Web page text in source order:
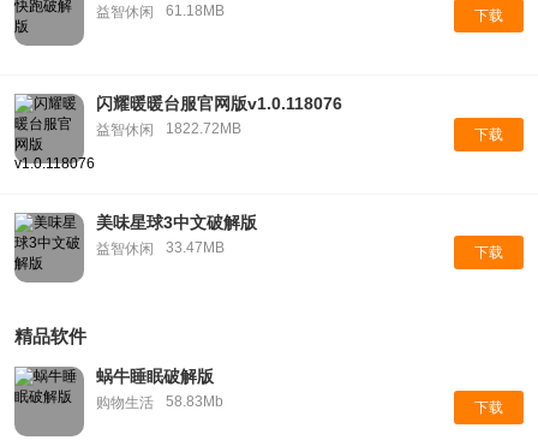
益智休闲 61.18MB 下载
闪耀暖暖台服官网版v1.0.118076
益智休闲 1822.72MB 下载
美味星球3中文破解版
益智休闲 33.47MB 下载
精品软件
蜗牛睡眠破解版
购物生活 58.83Mb 下载